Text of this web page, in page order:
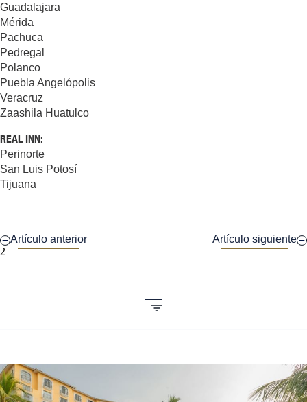
Guadalajara
Mérida
Pachuca
Pedregal
Polanco
Puebla Angelópolis
Veracruz
Zaashila Huatulco
REAL INN:
Perinorte
San Luis Potosí
Tijuana
Artículo anterior
Artículo siguiente
2